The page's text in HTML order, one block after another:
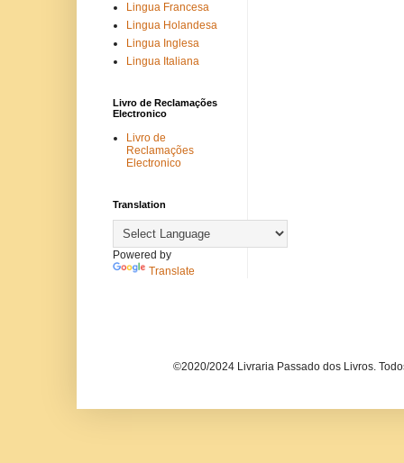
Lingua Francesa
Lingua Holandesa
Lingua Inglesa
Lingua Italiana
Livro de Reclamações
Electronico
Livro de
Reclamações
Electronico
Translation
Powered by
Translate
©2020/2024 Livraria Passado dos Livros.